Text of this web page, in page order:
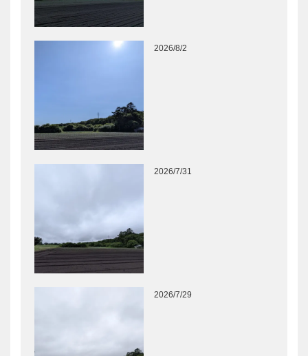
2026/8/2
2026/7/31
2026/7/29